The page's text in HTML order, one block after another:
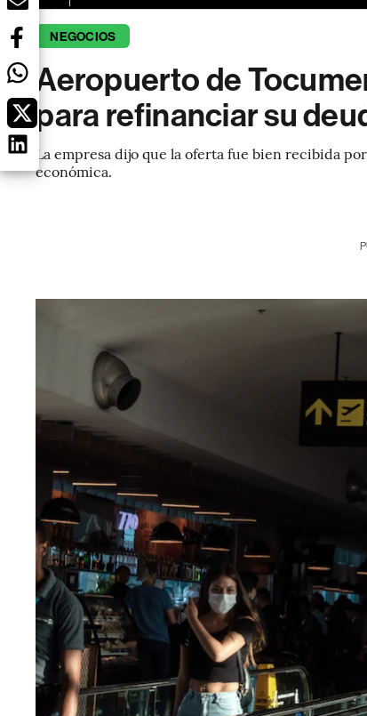
NEGOCIOS
Aeropuerto de
para refinanciar su
La empresa dijo que la oferta fue bien recibida
económica.